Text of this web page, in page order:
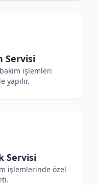
Servisi
işlemleri
yapılır.
Servisi
işlemlerinde özel